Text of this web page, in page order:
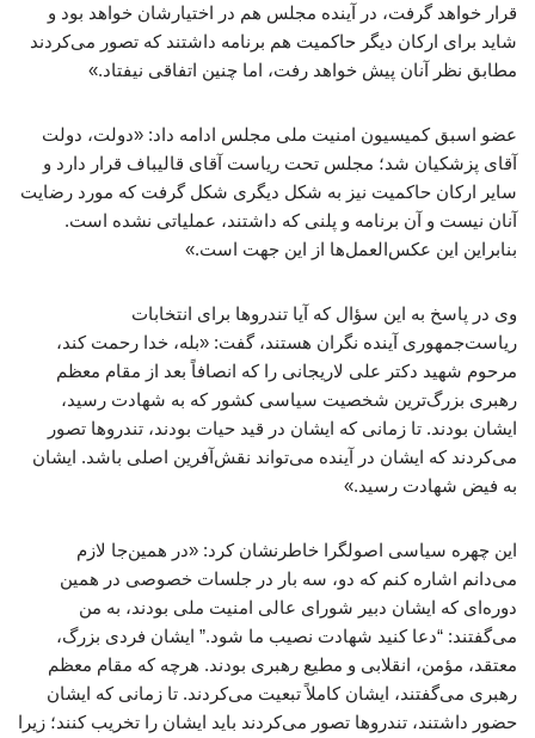
قرار خواهد گرفت، در آینده مجلس هم در اختیارشان خواهد بود و
شاید برای ارکان دیگر حاکمیت هم برنامه داشتند که تصور می‌کردند
مطابق نظر آنان پیش خواهد رفت، اما چنین اتفاقی نیفتاد.»
عضو اسبق کمیسیون امنیت ملی مجلس ادامه داد: «دولت، دولت
آقای پزشکیان شد؛ مجلس تحت ریاست آقای قالیباف قرار دارد و
سایر ارکان حاکمیت نیز به شکل دیگری شکل گرفت که مورد رضایت
آنان نیست و آن برنامه و پلنی که داشتند، عملیاتی نشده است.
بنابراین این عکس‌العمل‌ها از این جهت است.»
وی در پاسخ به این سؤال که آیا تندروها برای انتخابات
ریاست‌جمهوری آینده نگران هستند، گفت: «بله، خدا رحمت کند،
مرحوم شهید دکتر علی لاریجانی را که انصافاً بعد از مقام معظم
رهبری بزرگ‌ترین شخصیت سیاسی کشور که به شهادت رسید،
ایشان بودند. تا زمانی که ایشان در قید حیات بودند، تندروها تصور
می‌کردند که ایشان در آینده می‌تواند نقش‌آفرین اصلی باشد. ایشان
به فیض شهادت رسید.»
این چهره سیاسی اصولگرا خاطرنشان کرد: «در همین‌جا لازم
می‌دانم اشاره کنم که دو، سه بار در جلسات خصوصی در همین
دوره‌ای که ایشان دبیر شورای عالی امنیت ملی بودند، به من
می‌گفتند: “دعا کنید شهادت نصیب ما شود.” ایشان فردی بزرگ،
معتقد، مؤمن، انقلابی و مطیع رهبری بودند. هرچه که مقام معظم
رهبری می‌گفتند، ایشان کاملاً تبعیت می‌کردند. تا زمانی که ایشان
حضور داشتند، تندروها تصور می‌کردند باید ایشان را تخریب کنند؛ زیرا